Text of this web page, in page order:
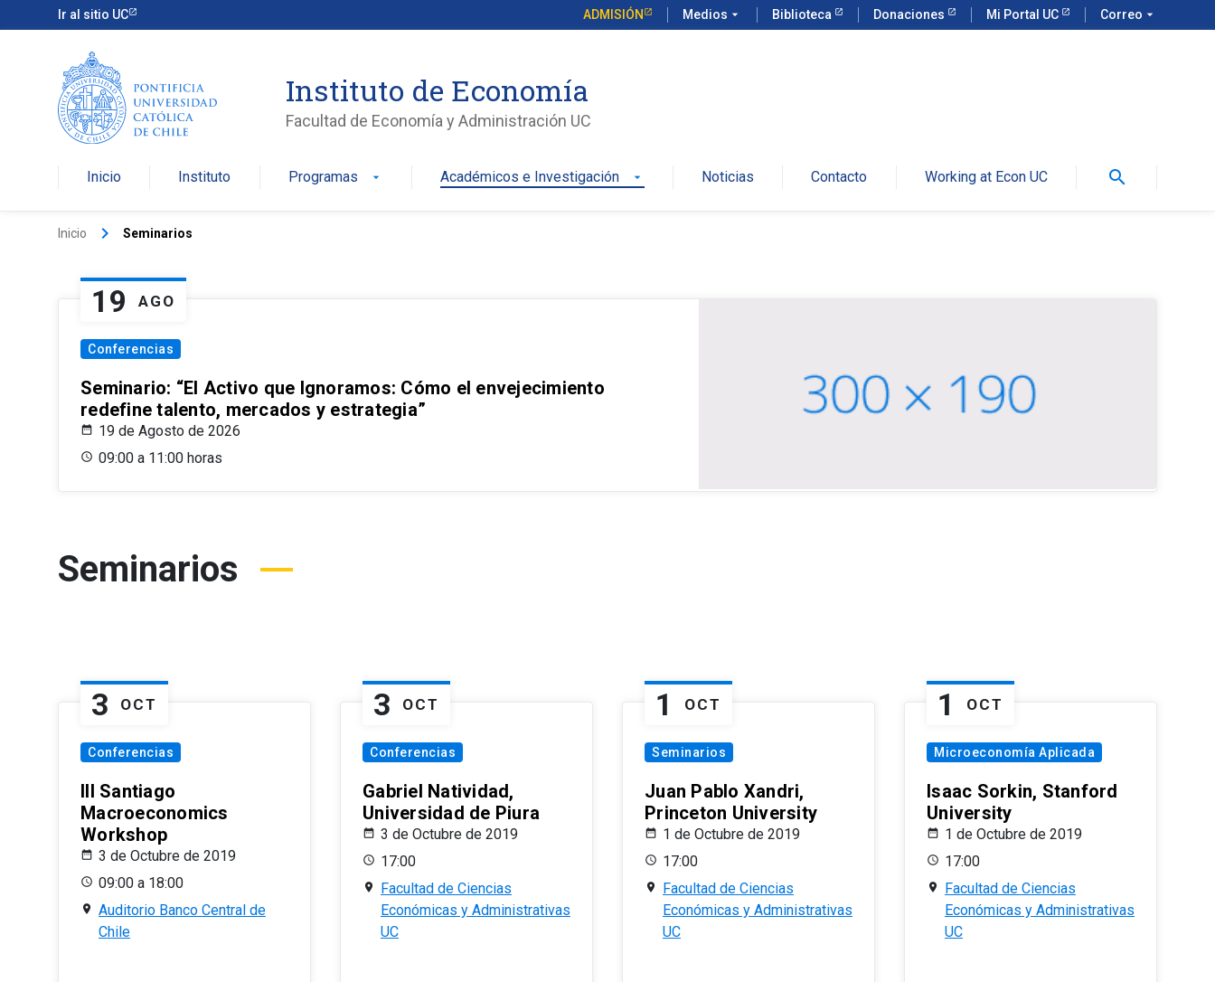
Ir al sitio UC ADMISIÓN Medios arrow_drop_down Biblioteca Donaciones Mi Portal UC Correo arrow_drop_down
Instituto de Economía
Facultad de Economía y Administración UC
Inicio Instituto Programas arrow_drop_down Académicos e Investigación arrow_drop_down Noticias Contacto Working at Econ UC search
Inicio keyboard_arrow_right Seminarios
19 AGO
Conferencias
Seminario: “El Activo que Ignoramos: Cómo el envejecimiento
redefine talento, mercados y estrategia”
19 de Agosto de 2026
09:00 a 11:00 horas
Seminarios
3 OCT
Conferencias
III Santiago
Macroeconomics
Workshop
3 de Octubre de 2019
09:00 a 18:00
Auditorio Banco Central de
Chile
3 OCT
Conferencias
Gabriel Natividad,
Universidad de Piura
3 de Octubre de 2019
17:00
Facultad de Ciencias
Económicas y Administrativas
UC
1 OCT
Seminarios
Juan Pablo Xandri,
Princeton University
1 de Octubre de 2019
17:00
Facultad de Ciencias
Económicas y Administrativas
UC
1 OCT
Microeconomía Aplicada
Isaac Sorkin, Stanford
University
1 de Octubre de 2019
17:00
Facultad de Ciencias
Económicas y Administrativas
UC